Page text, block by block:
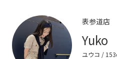
表参道店
Yuko
ユウコ /